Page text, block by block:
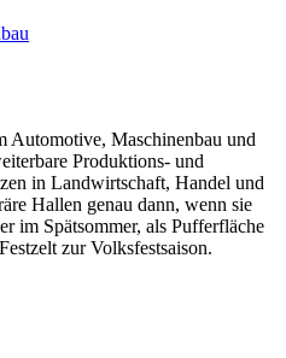
Automotive, Maschinenbau und
Produktions- und
in Landwirtschaft, Handel und
Hallen genau dann, wenn sie
im Spätsommer, als Pufferfläche
zur Volksfestsaison.